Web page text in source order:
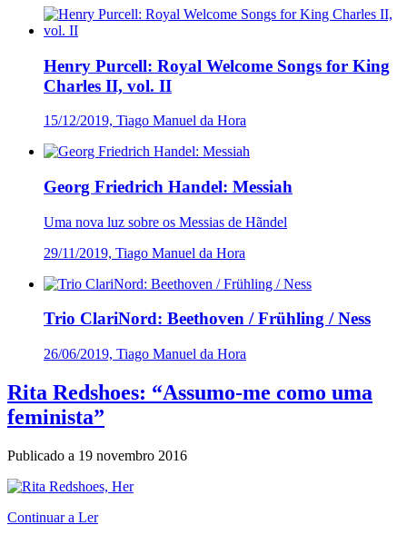
Henry Purcell: Royal Welcome Songs for King
Charles II, vol. II
15/12/2019, Tiago Manuel da Hora
Georg Friedrich Handel: Messiah
Uma nova luz sobre os Messias de Hãndel
29/11/2019, Tiago Manuel da Hora
Trio ClariNord: Beethoven / Frühling / Ness
26/06/2019, Tiago Manuel da Hora
Rita Redshoes: “Assumo-me como uma
feminista”
Publicado a 19 novembro 2016
Continuar a Ler